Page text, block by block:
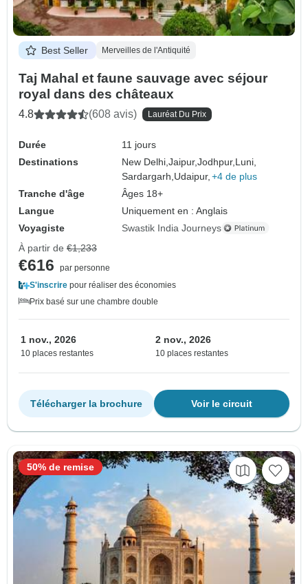
Best Seller Merveilles de l'Antiquité
Taj Mahal et faune sauvage avec séjour
royal dans des châteaux
4.8 (608 avis) Lauréat Du Prix
Durée
11 jours
Destinations
New Delhi,Jaipur,Jodhpur, Luni,
Sardargarh, Udaipur, +4 de plus
Tranche d'âge
Âges 18+
Langue
Uniquement en : Anglais
Voyagiste
Swastik India Journeys
À partir de €1,233
€616
par personne
S'inscrire pour réaliser des économies
Prix basé sur une chambre double
1 nov., 2026
10 places restantes
2 nov., 2026
10 places restantes
Voir le circuit
Télécharger la brochure
50% de remise